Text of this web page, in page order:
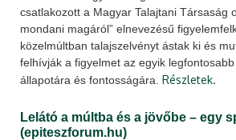
csatlakozott a Magyar Talajtani Társaság
mondani magáról” elnevezésű
közelmúltban talajszelvényt ástak ki és
felhívják a figyelmet az egyik
állapotára és fontosságára. Részletek.
Lelátó a múltba és a jövőbe – egy
(epiteszforum.hu)